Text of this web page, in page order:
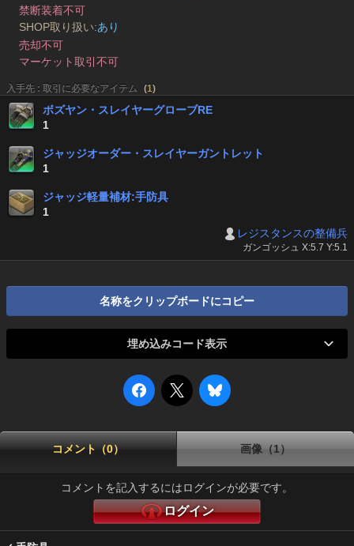
禁断装着不可
SHOP取り扱い:あり
売却不可
マーケット取引不可
入手先 : 取引に必要なアイテム (1)
ボズヤン・スレイヤーグローブRE
1
ジャッジオーダー・スレイヤーガントレット
1
ジャッジ軽量補材:手防具
1
レジスタンスの整備兵
ガンゴッシュ X:5.7 Y:5.1
名称をクリップボードにコピー
埋め込みコード表示
コメント（0） 画像（1）
コメントを記入するにはログインが必要です。
ログイン